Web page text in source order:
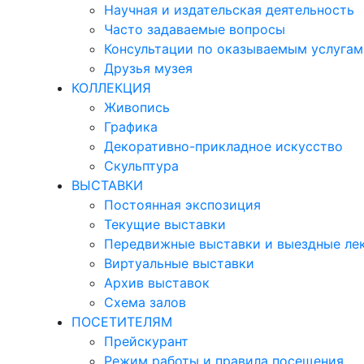
Научная и издательская деятельность
Часто задаваемые вопросы
Консультации по оказываемым услугам
Друзья музея
КОЛЛЕКЦИЯ
Живопись
Графика
Декоративно-прикладное искусство
Скульптура
ВЫСТАВКИ
Постоянная экспозиция
Текущие выставки
Передвижные выставки и выездные
Виртуальные выставки
Архив выставок
Схема залов
ПОСЕТИТЕЛЯМ
Прейскурант
Режим работы и правила посещения